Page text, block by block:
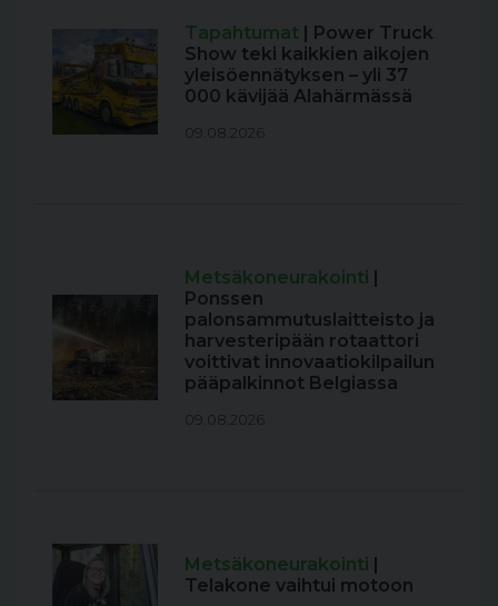
Tapahtumat | Power Truck
Show teki kaikkien aikojen
yleisöennätyksen – yli 37
000 kävijää Alahärmässä
09.08.2026
Metsäkoneurakointi |
Ponssen
palonsammutuslaitteisto ja
harvesteripään rotaattori
voittivat innovaatiokilpailun
pääpalkinnot Belgiassa
09.08.2026
Metsäkoneurakointi |
Telakone vaihtui motoon